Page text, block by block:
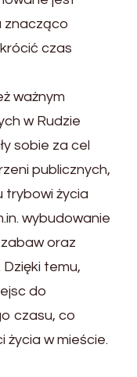
znacząco
czas
ważnym
w Rudzie
sobie za cel
publicznych,
trybowi życia
wybudowanie
oraz
temu,
do
czasu, co
życia w mieście.